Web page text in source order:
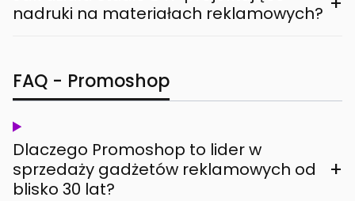
nadruki na materiałach reklamowych?
FAQ - Promoshop
Dlaczego Promoshop to lider w
sprzedaży gadżetów reklamowych od
blisko 30 lat?
+